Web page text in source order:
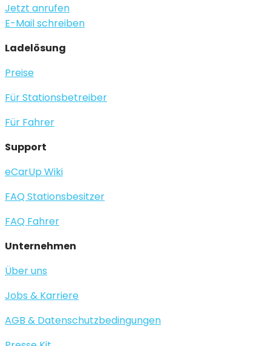
Jetzt anrufen
E-Mail schreiben
Ladelösung
Preise
Für Stationsbetreiber
Für Fahrer
Support
eCarUp Wiki
FAQ Stationsbesitzer
FAQ Fahrer
Unternehmen
Über uns
Jobs & Karriere
AGB & Datenschutzbedingungen